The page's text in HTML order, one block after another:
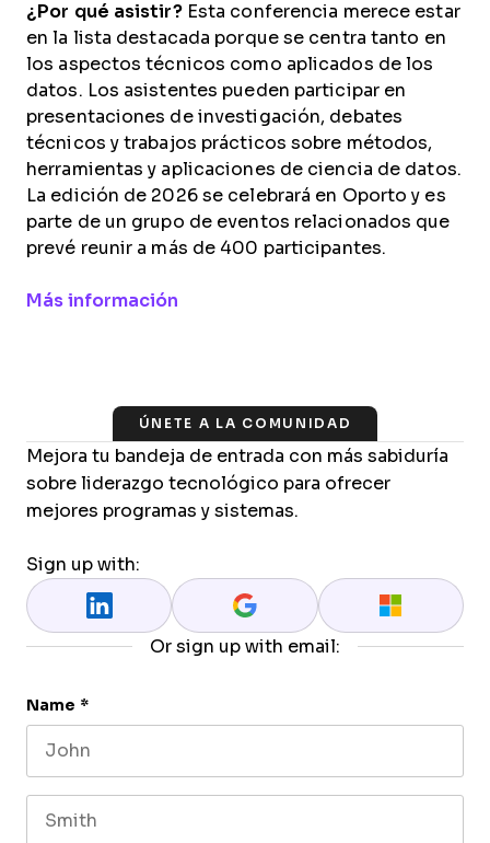
¿Por qué asistir?Esta conferencia merece estar
en la lista destacada porque se centra tanto en
los aspectos técnicos como aplicados de los
datos. Los asistentes pueden participar en
presentaciones de investigación, debates
técnicos y trabajos prácticos sobre métodos,
herramientas y aplicaciones de ciencia de datos.
La edición de 2026 se celebrará en Oporto y es
parte de un grupo de eventos relacionados que
prevé reunir a más de 400 participantes.
Más información
ÚNETE A LA COMUNIDAD
Mejora tu bandeja de entrada con más sabiduría
sobre liderazgo tecnológico para ofrecer
mejores programas y sistemas.
Sign up with:
Or sign up with email:
Name *